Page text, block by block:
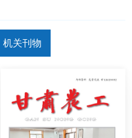
机关刊物